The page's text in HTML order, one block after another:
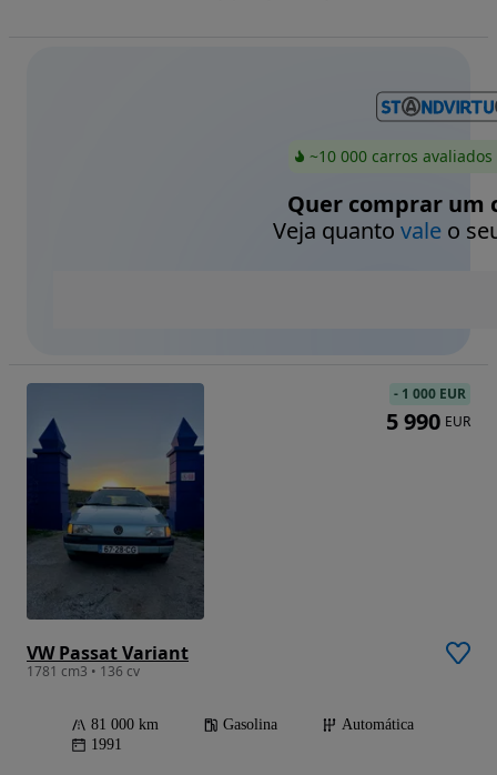
~10 000 carros
Quer comprar um
Veja quanto valeo
VW Passat Variant
1781 cm3 • 136 cv
81 000 km Gasolina
Automática
1991
- 1 000 EUR
5 990 EUR